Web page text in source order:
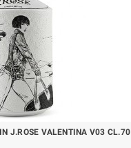
J.ROSE VALENTINA V03 CL.70